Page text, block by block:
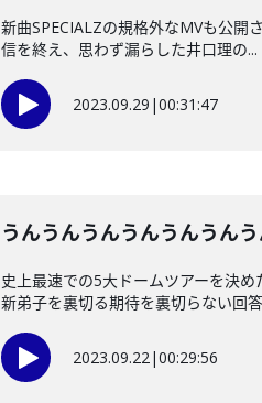
新曲SPECIALZの規格外なMVも公開
信を終え、思わず漏らした井口理の...
2023.09.29 |00:31:47
うんうんうんうんうんうん
史上最速での5大ドームツアーを決
新弟子を裏切る期待を裏切らない回
2023.09.22|00:29:56